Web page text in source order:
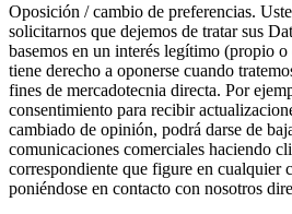
Oposición / cambio de preferencias.
solicitarnos que dejemos de tratar sus
basemos en un interés legítimo (propio
tiene derecho a oponerse cuando
fines de mercadotecnia directa. Por
consentimiento para recibir
cambiado de opinión, podrá darse de
comunicaciones comerciales haciendo
correspondiente que figure en cualquier
poniéndose en contacto con nosotros